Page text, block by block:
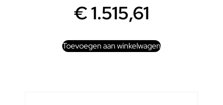
€1.515,61
Toevoegen aan winkelwagen